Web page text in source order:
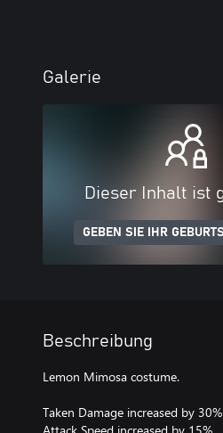
Galerie
Dieser Inhalt ist
GEBEN SIE IHR
Beschreibung
Lemon Mimosa costume.
Taken Damage increased by 30%